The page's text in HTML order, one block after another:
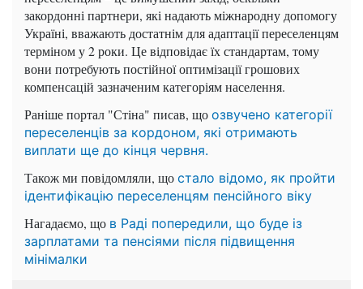
закордонні партнери, які надають міжнародну допомогу
Україні, вважають достатнім для адаптації переселенцям
терміном у 2 роки. Це відповідає їх стандартам, тому
вони потребують постійної оптимізації грошових
компенсацій зазначеним категоріям населення.
Раніше портал "Стіна" писав, що озвучено категорії
переселенців за кордоном, які отримають
виплати ще до кінця червня.
Також ми повідомляли, що стало відомо, як пройти
ідентифікацію переселенцям пенсійного віку
Нагадаємо, що в Раді попередили, що буде із
зарплатами та пенсіями після підвищення
мінімалки